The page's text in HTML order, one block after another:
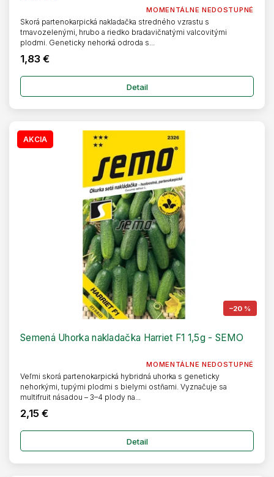
MOMENTÁLNE NEDOSTUPNÉ
1,83 €
Detail
Skorá partenokarpická nakladačka stredného vzrastu s
tmavozelenými, hrubo a riedko bradavičnatými valcovitými
plodmi. Geneticky nehorká odroda s...
AKCIA
–20 %
Semená Uhorka nakladačka Harriet F1 1,5g - SEMO
MOMENTÁLNE NEDOSTUPNÉ
2,15 €
Detail
Veľmi skorá partenokarpická hybridná uhorka s geneticky
nehorkými, tupými plodmi s bielymi ostňami. Vyznačuje sa
multifruit násadou – 3–4 plody na...